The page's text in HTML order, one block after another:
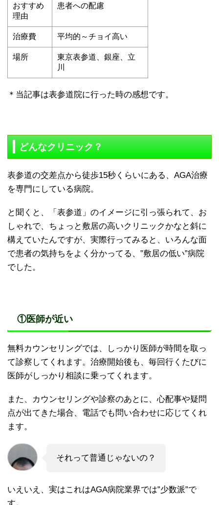
おすすめ
理由
患者への配慮
治療費 平均的～チョイ高い
場所
東京表参道、銀座、立
川
＊当記事は表参道院に行った時の感想です。
どんなクリニック？
表参道の交差点から徒歩15秒くらいにある、AGA治療
を専門にしている病院。
と聞くと、「表参道」のイメージに引っ張られて、お
しゃれで、ちょっと敷居の高いクリニックかなと斜に
構えていたんですが、実際行ってみると、いろんな面
で患者の気持ちをよく分かってる、”敷居の低い”病院
でした。
①医師が近い
無料カウンセリングでは、しっかり医師が時間を取っ
て診察してくれます。治療開始後も、毎回行くたびに
医師がしっかり相談に乗ってくれます。
また、カウンセリングや診察のあとに、心配事や疑問
点が出てきた場合、電話でも問い合わせに応じてくれ
ます。
それって普通じゃないの？
いえいえ、実はこれはAGA病院業界では”少数派”で